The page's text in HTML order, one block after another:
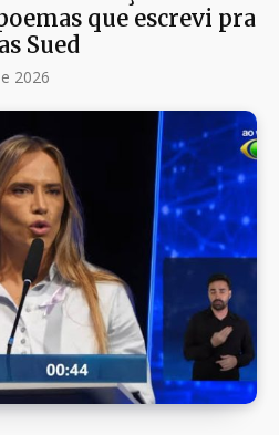
que escrevi pra
Sued
2026